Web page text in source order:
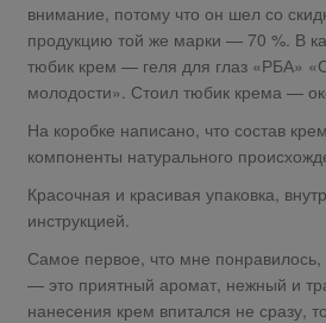
внимание, потому что он шел со
продукцию той же марки — 70 %. В
тюбик крем — геля для глаз «РБА»
молодости». Стоил тюбик крема —
На коробке написано, что состав
компоненты натурального
Красочная и красивая упаковка,
инструкцией.
Самое первое, что мне понравилось,
— это приятный аромат, нежный и
нанесения крем впитался не сразу,